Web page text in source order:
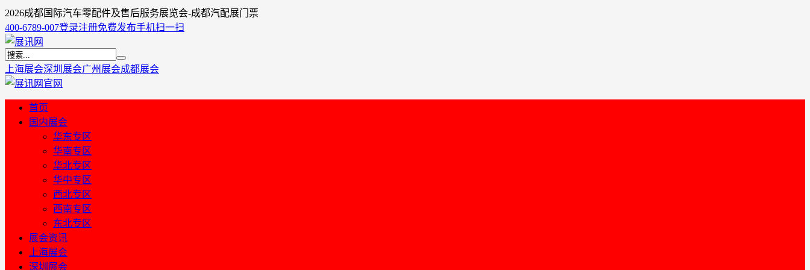
2026成都国际汽车零配件及售后服务展览会-成都汽配展门票
400-6789-007登录注册免费发布手机扫一扫
上海展会深圳展会广州展会成都展会
首页
国内展会
华东专区
华南专区
华北专区
华中专区
西北专区
西南专区
东北专区
展会资讯
上海展会
深圳展会